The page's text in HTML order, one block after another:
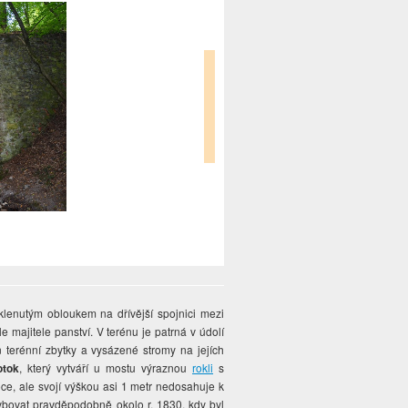
obloukem na dřívější spojnici mezi
majitele panství. V terénu je patrná v údolí
zbytky a vysázené stromy na jejích
, který vytváří u mostu výraznourokli s
ale svojí výškou asi 1 metr nedosahuje k
pravděpodobně okolo r. 1830, kdy byl